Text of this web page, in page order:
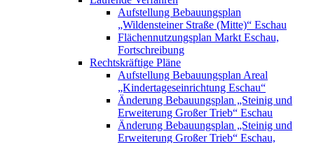
Aufstellung Bebauungsplan
„Wildensteiner Straße (Mitte)“ Eschau
Flächennutzungsplan Markt Eschau,
Fortschreibung
Rechtskräftige Pläne
Aufstellung Bebauungsplan Areal
„Kindertageseinrichtung Eschau“
Änderung Bebauungsplan „Steinig und
Erweiterung Großer Trieb“ Eschau
Änderung Bebauungsplan „Steinig und
Erweiterung Großer Trieb“ Eschau,